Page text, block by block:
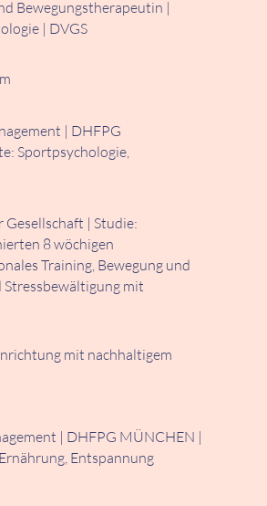
Bewegungstherapeutin |
| DVGS
| DHFPG
Sportpsychologie,
| Studie:
8 wöchigen
Training, Bewegung und
mit
| DHFPG MÜNCHEN |
Entspannung
mit nachhaltigem